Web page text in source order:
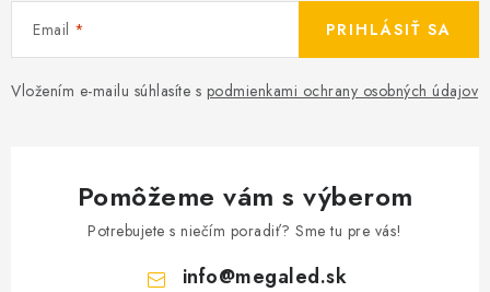
Email
Vložením e-mailu súhlasíte s podmienkami ochrany osobných údajov
PRIHLÁSIŤ SA
Pomôžeme vám s výberom
Potrebujete s niečím poradiť? Sme tu pre vás!
info@megaled.sk